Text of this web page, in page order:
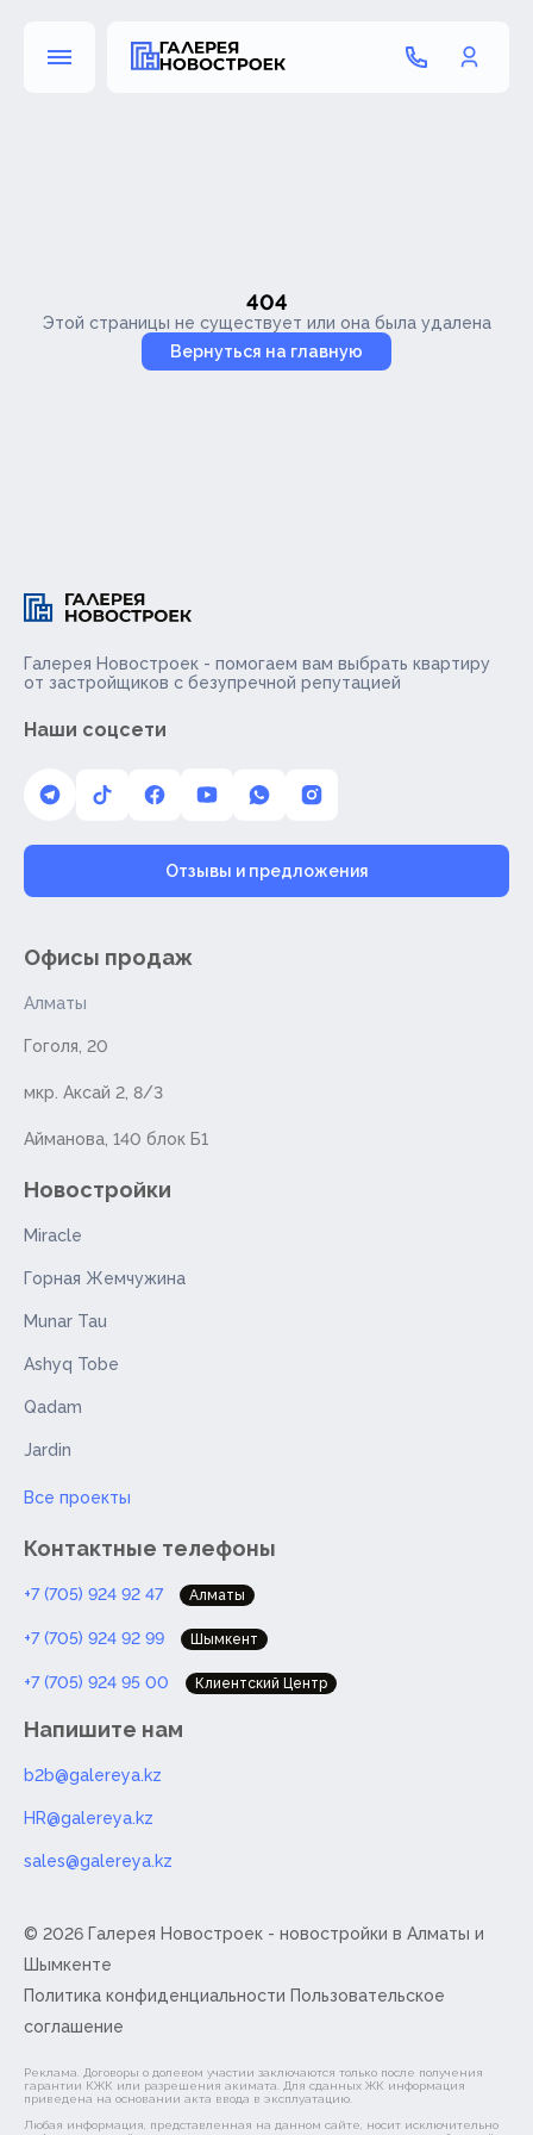
404
Этой страницы не существует или она была удалена
Вернуться на главную
Галерея Новостроек - помогаем вам выбрать квартиру
от застройщиков с безупречной репутацией
Наши соцсети
Отзывы и предложения
Офисы продаж
Алматы
Гоголя, 20
мкр. Аксай 2, 8/3
Айманова, 140 блок Б1
Новостройки
Miracle
Горная Жемчужина
Munar Tau
Ashyq Tobe
Qadam
Jardin
Все проекты
Контактные телефоны
+7 (705) 924 92 47 Алматы
+7 (705) 924 92 99 Шымкент
+7 (705) 924 95 00 Клиентский Центр
Напишите нам
b2b@galereya.kz
HR@galereya.kz
sales@galereya.kz
© 2026 Галерея Новостроек - новостройки в Алматы и
Шымкенте
Политика конфиденциальности Пользовательское
соглашение
Реклама. Договоры о долевом участии заключаются только после получения
гарантии КЖК или разрешения акимата. Для сданных ЖК информация
приведена на основании акта ввода в эксплуатацию.
Любая информация, представленная на данном сайте, носит исключительно